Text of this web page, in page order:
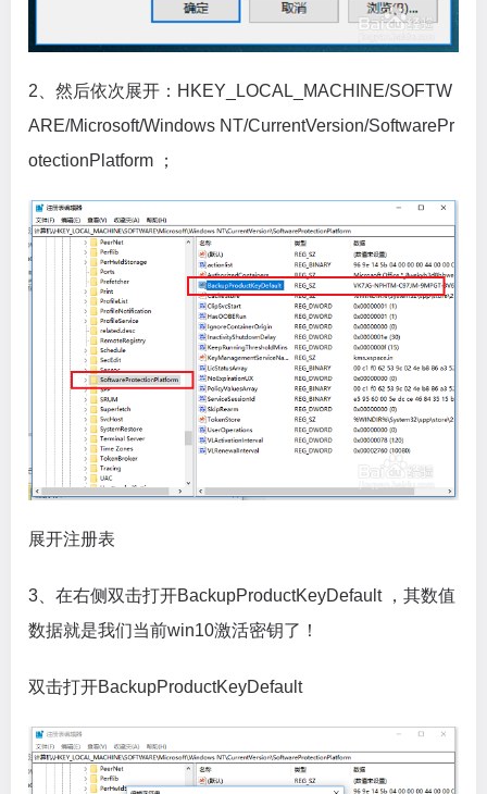
2、然后依次展开：HKEY_LOCAL_MACHINE/SOFTW
ARE/Microsoft/Windows NT/CurrentVersion/SoftwarePr
otectionPlatform ；
展开注册表
3、在右侧双击打开BackupProductKeyDefault ，其数值
数据就是我们当前win10激活密钥了！
双击打开BackupProductKeyDefault